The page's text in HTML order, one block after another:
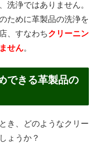
洗浄ではありません。
ために革製品の洗浄を
、すなわちクリーニン
せん。
できる革製品の
き、どのようなクリー
ょうか？